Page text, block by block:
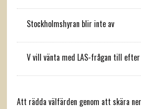
Stockholmshyran blir inte av
V vill vänta med LAS-frågan till
Att rädda välfärden genom att skära